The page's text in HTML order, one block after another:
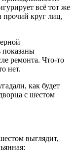
всё тот же
круг лиц,
показаны
ремонта. Что-то
нет.
как будет
с шестом
выглядит,